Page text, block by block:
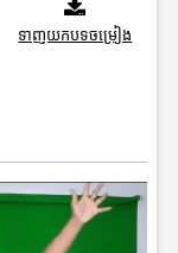
ទាញយកបទចម្រៀង